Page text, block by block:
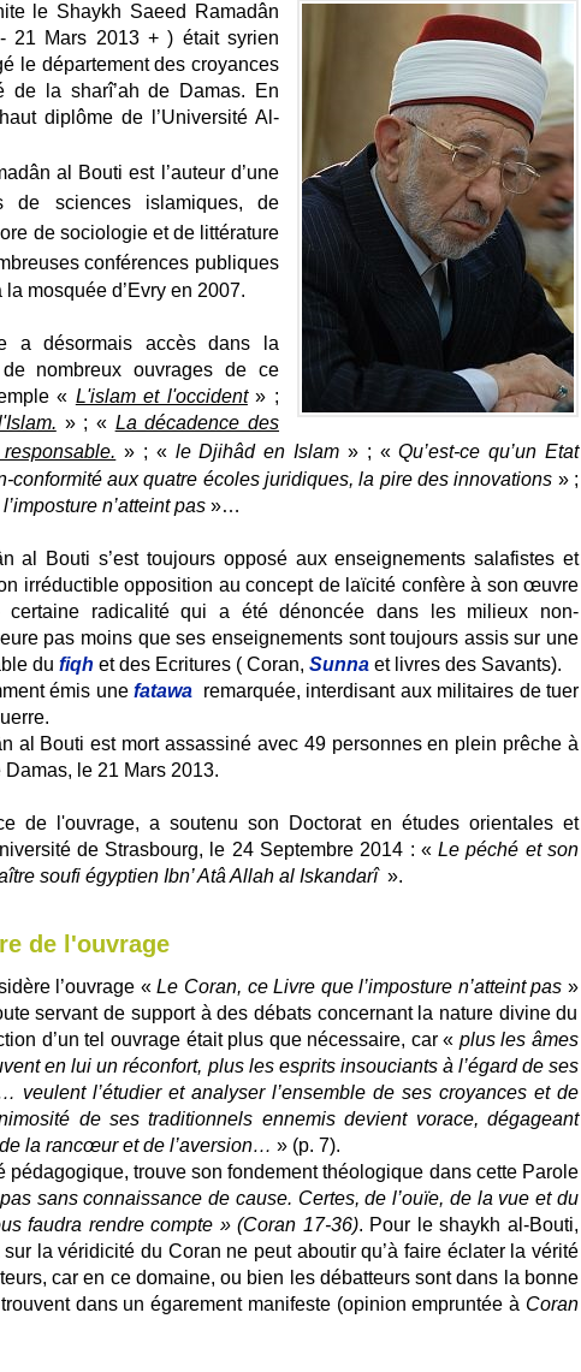
le Shaykh Saeed Ramadân
21 Mars 2013 + ) était syrien
le département des croyances
de la sharî’ah de Damas. En
diplôme de l’Université Al-
al Boutiest l’auteur d’une
de sciences islamiques, de
de sociologie et de littérature
conférences publiques
mosquée d’Evry en 2007.
a désormais accès dans la
nombreux ouvrages de ce
« L'islam et l'occident » ;
»; « La décadence des
» ; « le Djihâd en Islam »; « Qu’est-ce qu’un Etat
conformité aux quatre écoles juridiques, la pire des innovations »;
n’atteint pas »…
al Bouti s’est toujours opposé aux enseignements salafistes et
irréductible opposition au concept de laïcité confère à son œuvre
radicalité qui a été dénoncée dans les milieux non-
pas moins que ses enseignements sont toujours assis sur une
du fiqh et des Ecritures ( Coran, Sunna et livres des Savants).
émis unefatawa remarquée, interdisant aux militaires de tuer
al Bouti est mort assassiné avec 49 personnes en plein prêche à
le 21 Mars 2013.
de l'ouvrage, a soutenu son Doctorat en études orientales et
de Strasbourg, le 24 Septembre 2014 : «Le péché et son
soufi égyptien Ibn’ Atâ Allah al Iskandarî ».
de l'ouvrage
l’ouvrage « Le Coran, ce Livre que l’imposture n’atteint pas »
servant de support à des débats concernant la nature divine du
d’un tel ouvrage était plus que nécessaire, car « plus les âmes
en lui un réconfort, plus les esprits insouciants à l’égard de ses
veulent l’étudier et analyser l’ensemble de ses croyances et de
de ses traditionnels ennemis devient vorace, dégageant
la rancœur et de l’aversion… » (p. 7).
pédagogique, trouve son fondement théologique dans cette Parole
sans connaissance de cause. Certes, de l’ouïe, de la vue et du
faudra rendre compte » (Coran 17-36). Pour le shaykh al-Bouti,
la véridicité du Coran ne peut aboutir qu’à faire éclater la vérité
car en ce domaine, ou bien les débatteurs sont dans la bonne
dans un égarement manifeste (opinion empruntée à Coran